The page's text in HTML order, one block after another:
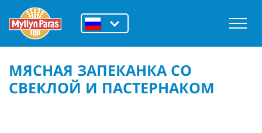
МЯСНАЯ ЗАПЕКАНКА СО
СВЕКЛОЙ И ПАСТЕРНАКОМ